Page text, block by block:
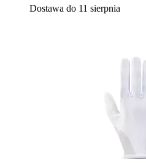
Dostawa do 11 sierpnia